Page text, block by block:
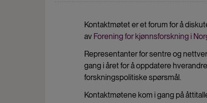
Kontaktmøtet er et forum for å
av Forening for kjønnsforskning i
Representanter for sentre og
gang i året for å oppdatere
forskningspolitiske spørsmål.
Kontaktmøtene kom i gang på